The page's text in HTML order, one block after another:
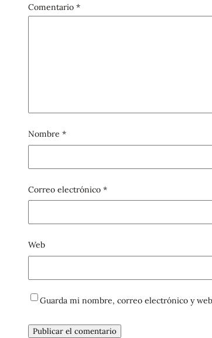
Comentario *
Nombre *
Correo electrónico *
Web
Guarda mi nombre, correo electrónico y